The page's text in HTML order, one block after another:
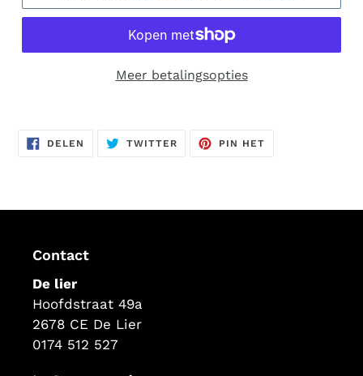
Meer betalingsopties
aan
DELEN DELEN
TWITTERTWITTERENPIN HET
Contact
De lier
Hoofdstraat 49a
2678 CE De Lier
0174 512 527